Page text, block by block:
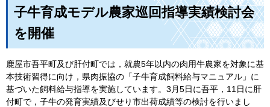
子牛育成モデル農家巡回指導実績検討会
を開催
鹿屋市吾平町及び肝付町では，就農5年以内の肉用牛農家を対象に基
本技術習得に向け，県肉振協の「子牛育成飼料給与マニュアル」に
基づいた飼料給与指導を実施しています。3月5日に吾平，11日に肝
付町で，子牛の発育実績及びせり市出荷成績等の検討を行いまし